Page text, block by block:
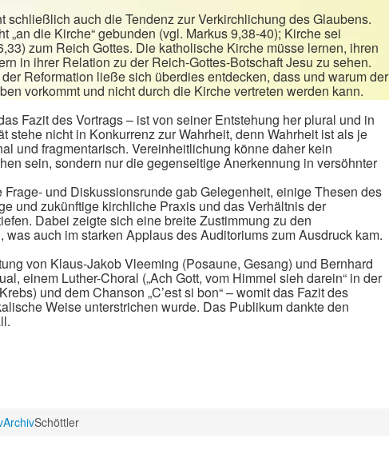
schließlich auch die Tendenz zur Verkirchlichung des Glaubens.
„an die Kirche“ gebunden (vgl. Markus 9,38-40); Kirche sei
zum Reich Gottes. Die katholische Kirche müsse lernen, ihren
in ihrer Relation zu der Reich-Gottes-Botschaft Jesu zu sehen.
Reformation ließe sich überdies entdecken, dass und warum der
vorkommt und nicht durch die Kirche vertreten werden kann.
Fazit des Vortrags – ist von seiner Entstehung her plural und in
stehe nicht in Konkurrenz zur Wahrheit, denn Wahrheit ist als je
und fragmentarisch. Vereinheitlichung könne daher kein
sein, sondern nur die gegenseitige Anerkennung in versöhnter
und Diskussionsrunde gab Gelegenheit, einige Thesen des
und zukünftige kirchliche Praxis und das Verhältnis der
Dabei zeigte sich eine breite Zustimmung zu den
auch im starken Applaus des Auditoriums zum Ausdruck kam.
von Klaus-Jakob Vleeming (Posaune, Gesang) und Bernhard
einem Luther-Choral („Ach Gott, vom Himmel sieh darein“ in der
und dem Chanson „C’est si bon“ – womit das Fazit des
Weise unterstrichen wurde. Das Publikum dankte den
ArchivSchöttler